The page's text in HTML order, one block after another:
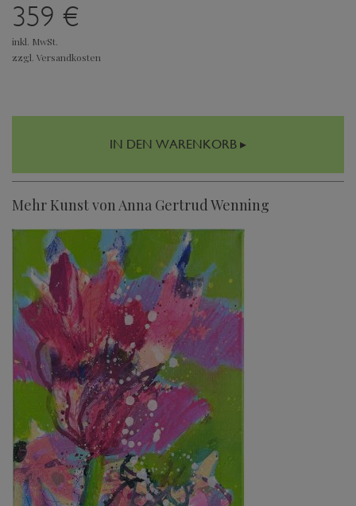
359 €
inkl. MwSt.
zzgl. Versandkosten
IN DEN WARENKORB ▸
Mehr Kunst von Anna Gertrud Wenning